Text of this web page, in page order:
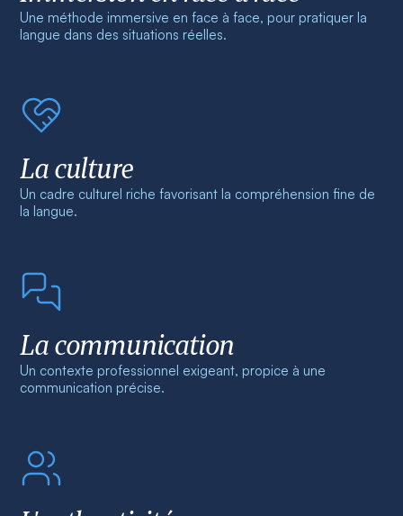
Une méthode immersive en face à face, pour pratiquer la
langue dans des situations réelles.
La culture
Un cadre culturel riche favorisant la compréhension fine de
la langue.
La communication
Un contexte professionnel exigeant, propice à une
communication précise.